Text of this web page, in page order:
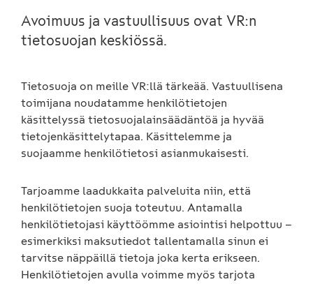
Avoimuus ja vastuullisuus ovat VR:n
tietosuojan keskiössä.
Tietosuoja on meille VR:llä tärkeää. Vastuullisena
toimijana noudatamme henkilötietojen
käsittelyssä tietosuojalainsäädäntöä ja hyvää
tietojenkäsittelytapaa. Käsittelemme ja
suojaamme henkilötietosi asianmukaisesti.
Tarjoamme laadukkaita palveluita niin, että
henkilötietojen suoja toteutuu. Antamalla
henkilötietojasi käyttöömme asiointisi helpottuu –
esimerkiksi maksutiedot tallentamalla sinun ei
tarvitse näppäillä tietoja joka kerta erikseen.
Henkilötietojen avulla voimme myös tarjota